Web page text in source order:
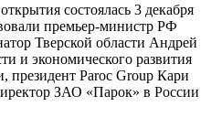
состоялась 3 декабря
премьер-министр РФ
Тверской области Андрей
и экономического развития
Paroc Group Кари
ЗАО «Парок» в России